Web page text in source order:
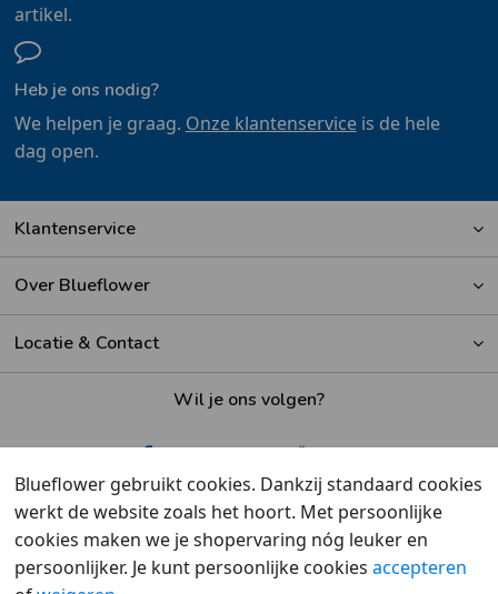
artikel.
Heb je ons nodig?
We helpen je graag. Onze klantenserviceis de hele
dag open.
Klantenservice
Over Blueflower
Locatie & Contact
Wil je ons volgen?
Beoordeeld met een 9,6 door klanten
Blueflower gebruikt cookies. Dankzij standaard cookies
werkt de website zoals het hoort. Met persoonlijke
cookies maken we je shopervaring nóg leuker en
persoonlijker. Je kunt persoonlijke cookies accepteren